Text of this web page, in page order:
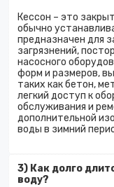
Кессон – это
обычно
предназначен для
загрязнений,
насосного
форм и размеров,
таких как бетон,
легкий доступ к
обслуживания и
дополнительной
воды в зимний
3) Как долго
воду?